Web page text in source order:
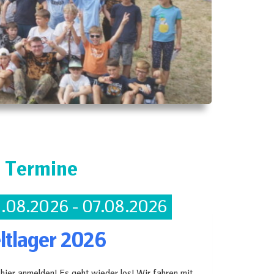
Termine
- 07.08.2026
2026